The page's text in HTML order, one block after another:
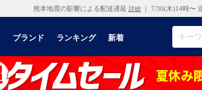
熊本地震の影響による配送遅延 詳細 ｜ 7/30(木)14時〜
ブランド ランキング 新着